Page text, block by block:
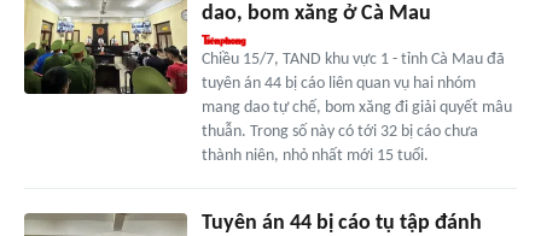
dao, bom xăng ở Cà Mau
Chiều 15/7, TAND khu vực 1 - tỉnh Cà Mau đã
tuyên án 44 bị cáo liên quan vụ hai nhóm
mang dao tự chế, bom xăng đi giải quyết mâu
thuẫn. Trong số này có tới 32 bị cáo chưa
thành niên, nhỏ nhất mới 15 tuổi.
Tuyên án 44 bị cáo tụ tập đánh